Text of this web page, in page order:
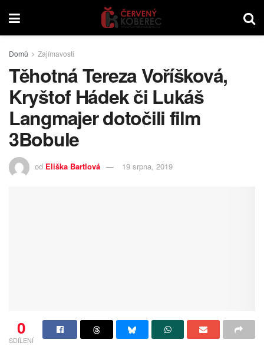
Domů Zajímavosti
Těhotná Tereza Voříšková,
Kryštof Hádek či Lukáš
Langmajer dotočili film
3Bobule
od Eliška Bartlová 19 srpna, 2019
0
SDÍLENÍ